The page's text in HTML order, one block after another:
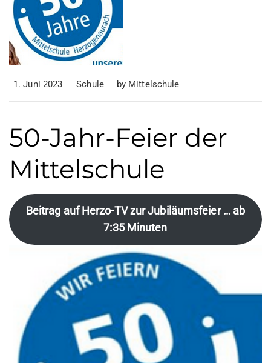
1. Juni 2023 Schule by Mittelschule
50-Jahr-Feier der
Mittelschule
Beitrag auf Herzo-TV zur Jubiläumsfeier … ab
7:35 Minuten